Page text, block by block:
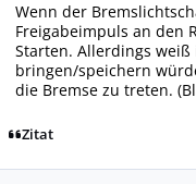
Wenn der
Freigabeimpuls an den
Starten. Allerdings
bringen/speichern
die Bremse zu treten.
Zitat